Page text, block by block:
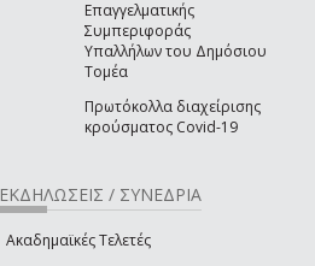
Επαγγελματικής
Συμπεριφοράς
Υπαλλήλων του Δημόσιου
Τομέα
Πρωτόκολλα διαχείρισης
κρούσματος Covid-19
ΕΚΔΗΛΩΣΕΙΣ / ΣΥΝΕΔΡΙΑ
Ακαδημαϊκές Τελετές